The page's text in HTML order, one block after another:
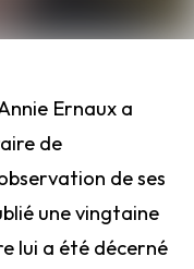
Ernaux a
de
de ses
une vingtaine
lui a été décerné